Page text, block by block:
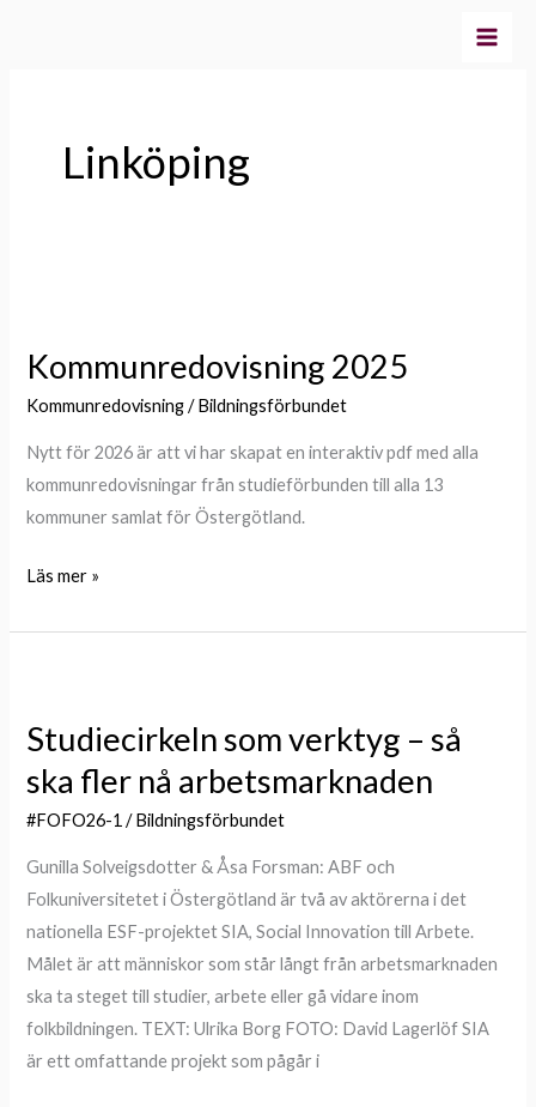
Linköping
Kommunredovisning 2025
Kommunredovisning/Bildningsförbundet
Nytt för 2026 är att vi har skapat en interaktiv pdf med alla
kommunredovisningar från studieförbunden till alla 13
kommuner samlat för Östergötland.
Läs mer »
Studiecirkeln som verktyg – så
ska fler nå arbetsmarknaden
#FOFO26-1 /Bildningsförbundet
Gunilla Solveigsdotter & Åsa Forsman: ABF och
Folkuniversitetet i Östergötland är två av aktörerna i det
nationella ESF-projektet SIA, Social Innovation till Arbete.
Målet är att människor som står långt från arbetsmarknaden
ska ta steget till studier, arbete eller gå vidare inom
folkbildningen. TEXT: Ulrika Borg FOTO: David Lagerlöf SIA
är ett omfattande projekt som pågår i
verktyg
fler
nå
arbetsmarknaden